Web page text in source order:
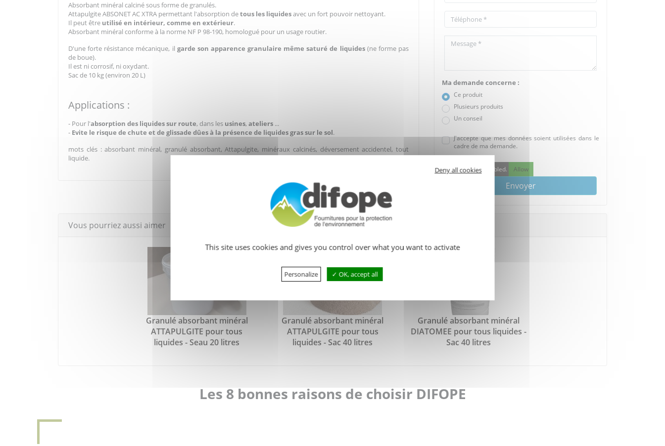
Absorbant minéral calciné sous forme de granulés.
Attapulgite ABSONET AC XTRA permettant l'absorption detous les liquidesavec un fort pouvoir nettoyant.
Il peut être utilisé en intérieur, comme en extérieur.
Absorbant minéral conforme à la norme NF P 98-190, homologué pour un usage routier.
D'une forte résistance mécanique, il garde son apparence granulaire même saturé de liquides(ne forme pas
de boue).
Il est ni corrosif, ni oxydant.
Sac de 10 kg (environ 20 L)
Applications :
- Pour l'absorption des liquides sur route, dans les usines, ateliers ...
- Evite le risque de chute et de glissade dûes à la présence de liquides gras sur le sol.
mots clés : absorbant minéral, granulé absorbant, Attapulgite, minéraux calcinés, déversement accidentel, tout
liquide.
Ma demande concerne :
Ce produit
Plusieurs produits
Un conseil
J'accepte que mes données soient utilisées dans le
cadre de ma demande.
reCAPTCHA is disabled. Allow
Envoyer
Vous pourriez aussi aimer
Granulé absorbant minéral
ATTAPULGITE pour tous
liquides - Seau 20 litres
Granulé absorbant minéral
ATTAPULGITE pour tous
liquides - Sac 40 litres
Granulé absorbant minéral
DIATOMEE pour tous liquides -
Sac 40 litres
Les 8 bonnes raisons de choisir DIFOPE
Deny all cookies
This site uses cookies and gives you control over what you want to activate
Personalize OK, accept all